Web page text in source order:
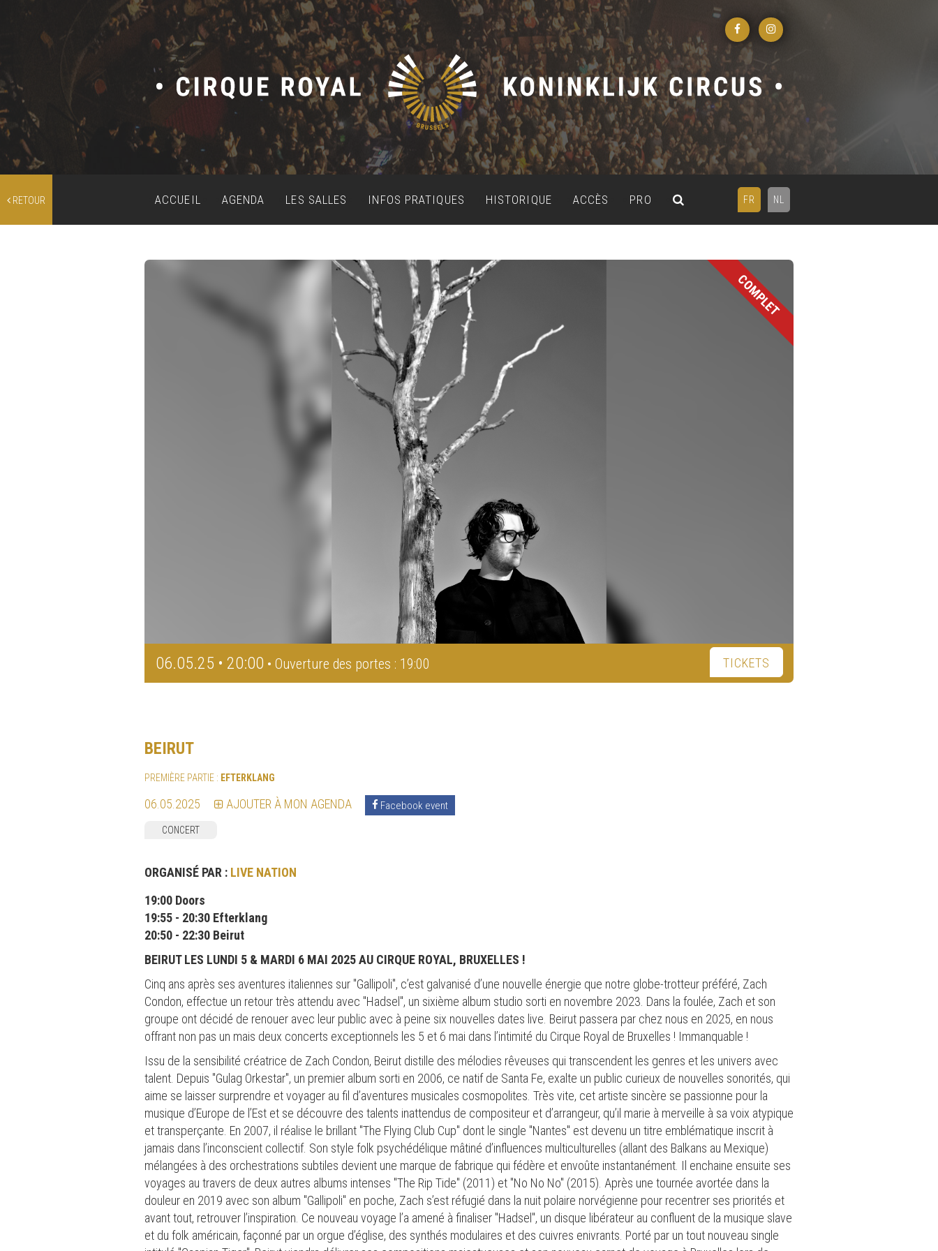
RETOUR FR NL
ACCUEIL AGENDA LES SALLES INFOS PRATIQUES HISTORIQUE ACCÈS PRO
COMPLET
06.05.25 • 20:00 • Ouverture des portes : 19:00 TICKETS
BEIRUT
PREMIÈRE PARTIE : EFTERKLANG
06.05.2025 AJOUTER À MON AGENDA Facebook event
CONCERT
ORGANISÉ PAR : LIVE NATION
19:00 Doors
19:55 - 20:30 Efterklang
20:50 - 22:30 Beirut
BEIRUT LES LUNDI 5 & MARDI 6 MAI 2025 AU CIRQUE ROYAL, BRUXELLES !
Cinq ans après ses aventures italiennes sur "Gallipoli", c’est galvanisé d’une nouvelle énergie que notre globe-trotteur préféré, Zach
Condon, effectue un retour très attendu avec "Hadsel", un sixième album studio sorti en novembre 2023. Dans la foulée, Zach et son
groupe ont décidé de renouer avec leur public avec à peine six nouvelles dates live. Beirut passera par chez nous en 2025, en nous
offrant non pas un mais deux concerts exceptionnels les 5 et 6 mai dans l’intimité du Cirque Royal de Bruxelles ! Immanquable !
Issu de la sensibilité créatrice de Zach Condon, Beirut distille des mélodies rêveuses qui transcendent les genres et les univers avec
talent. Depuis "Gulag Orkestar", un premier album sorti en 2006, ce natif de Santa Fe, exalte un public curieux de nouvelles sonorités, qui
aime se laisser surprendre et voyager au fil d’aventures musicales cosmopolites. Très vite, cet artiste sincère se passionne pour la
musique d’Europe de l’Est et se découvre des talents inattendus de compositeur et d’arrangeur, qu’il marie à merveille à sa voix atypique
et transperçante. En 2007, il réalise le brillant "The Flying Club Cup" dont le single "Nantes" est devenu un titre emblématique inscrit à
jamais dans l’inconscient collectif. Son style folk psychédélique mâtiné d’influences multiculturelles (allant des Balkans au Mexique)
mélangées à des orchestrations subtiles devient une marque de fabrique qui fédère et envoûte instantanément. Il enchaine ensuite ses
voyages au travers de deux autres albums intenses "The Rip Tide" (2011) et "No No No" (2015). Après une tournée avortée dans la
douleur en 2019 avec son album "Gallipoli" en poche, Zach s’est réfugié dans la nuit polaire norvégienne pour recentrer ses priorités et
avant tout, retrouver l’inspiration. Ce nouveau voyage l’a amené à finaliser "Hadsel", un disque libérateur au confluent de la musique slave
et du folk américain, façonné par un orgue d’église, des synthés modulaires et des cuivres enivrants. Porté par un tout nouveau single